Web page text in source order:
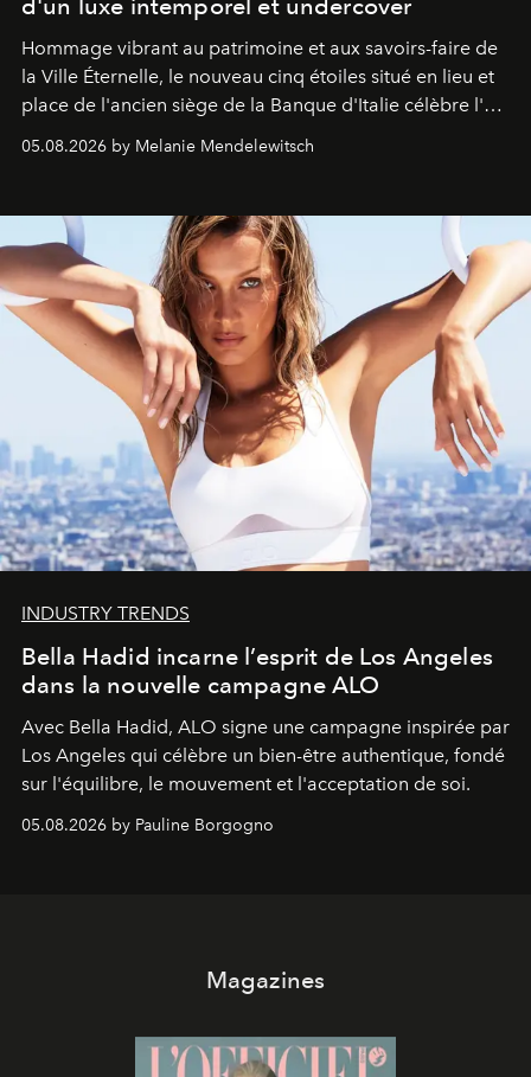
Hommage vibrant au patrimoine et aux savoirs-faire de
la Ville Éternelle, le nouveau cinq étoiles situé en lieu et
place de l'ancien siège de la Banque d'Italie célèbre l'art
05.08.2026 by Melanie Mendelewitsch
INDUSTRY TRENDS
Bella Hadid incarne l’esprit de Los Angeles
dans la nouvelle campagne ALO
Avec Bella Hadid, ALO signe une campagne inspirée par
Los Angeles qui célèbre un bien-être authentique, fondé
sur l'équilibre, le mouvement et l'acceptation de soi.
05.08.2026 by Pauline Borgogno
Magazines